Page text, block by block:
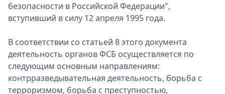
безопасности в Российской Федерации",
вступивший в силу 12 апреля 1995 года.
В соответствии со статьей 8 этого документа
деятельность органов ФСБ осуществляется по
следующим основным направлениям:
контрразведывательная деятельность, борьба с
терроризмом, борьба с преступностью,